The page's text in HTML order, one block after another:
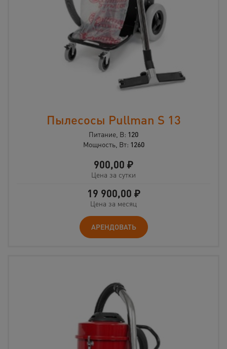
Пылесосы Pullman S 13
Питание, В: 120
Мощность, Вт: 1260
900,00 ₽
Цена за сутки
19 900,00 ₽
Цена за месяц
АРЕНДОВАТЬ